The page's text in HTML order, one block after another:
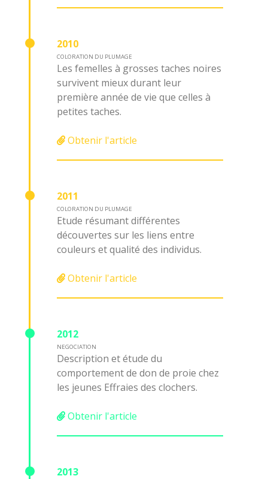
2010
COLORATION DU PLUMAGE
Les femelles à grosses taches noires
survivent mieux durant leur
première année de vie que celles à
petites taches.
Obtenir l'article
2011
COLORATION DU PLUMAGE
Etude résumant différentes
découvertes sur les liens entre
couleurs et qualité des individus.
Obtenir l'article
2012
NEGOCIATION
Description et étude du
comportement de don de proie chez
les jeunes Effraies des clochers.
Obtenir l'article
2013